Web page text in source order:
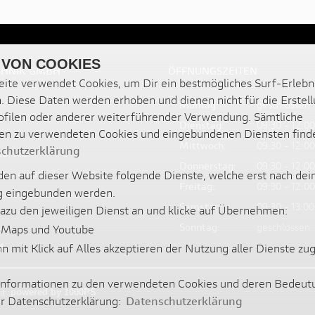
GMBH
448
rikowski.de
rikowski.de
Montag:
geschlossen
Dienstag:
09:30 -
Samstag:
09:30 - 13:00
COOKIES
verwendet Cookies, um Dir ein bestmögliches Surf-
Diese Daten werden erhoben und dienen nicht für die
oder anderer weiterführender Verwendung. Sämtliche
zu verwendeten Cookies und eingebundenen Diensten
auf dieser Website folgende Dienste, welche erst nach
eingebunden werden.
den jeweiligen Dienst an und klicke auf Übernehmen:
und Youtube
mit Klick auf Alles akzeptieren der Nutzung aller Dienste
zu den verwendeten Cookies und deren
Datenschutzerklärung: Datenschutzerklärung